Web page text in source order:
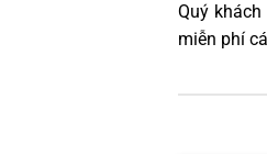
Quý
miễn phí